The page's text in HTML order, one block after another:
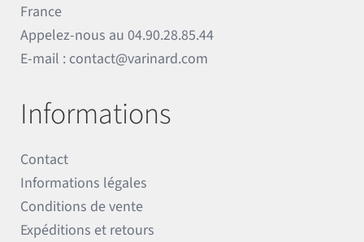
France
Appelez-nous au04.90.28.85.44
E-mail : contact@varinard.com
Informations
Contact
Informations légales
Conditions de vente
Expéditions et retours